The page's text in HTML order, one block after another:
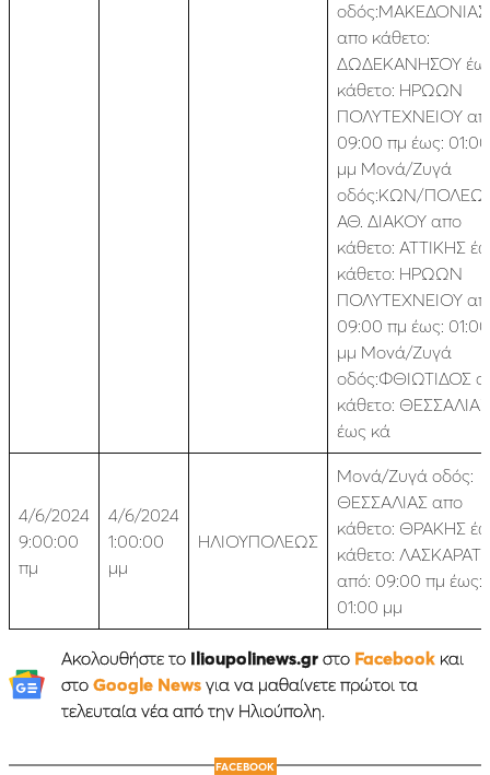
οδός:ΜΑΚΕΔΟΝΙΑΣ
απο κάθετο:
ΔΩΔΕΚΑΝΗΣΟΥ
κάθετο: ΗΡΩΩΝ
ΠΟΛΥΤΕΧΝΕΙΟΥ
09:00 πμ έως: 01:00
μμ Μονά/Ζυγά
οδός:ΚΩΝ/
ΑΘ. ΔΙΑΚΟΥ απο
κάθετο: ΑΤΤΙΚΗΣ
κάθετο: ΗΡΩΩΝ
ΠΟΛΥΤΕΧΝΕΙΟΥ
09:00 πμ έως: 01:00
μμ Μονά/Ζυγά
οδός:ΦΘΙΩΤΙΔΟΣ
κάθετο: ΘΕΣΣΑΛΙΑΣ
έως κά
4/6/2024
9:00:00
πμ
4/6/2024
1:00:00
μμ
ΗΛΙΟΥΠΟΛΕΩΣ
Μονά/Ζυγά οδός:
ΘΕΣΣΑΛΙΑΣ απο
κάθετο: ΘΡΑΚΗΣ
κάθετο:
από: 09:00 πμ έως:
01:00 μμ
Ακολουθήστε το Ilioupolinews.grστο Facebookκαι
στο Google Newsγια να μαθαίνετε πρώτοι τα
τελευταία νέα από την Ηλιούπολη.
FACEBOOK